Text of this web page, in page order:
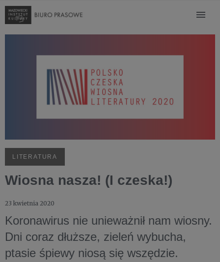
LITERATURA
Wiosna nasza! (I czeska!)
23 kwietnia 2020
Koronawirus nie unieważnił nam wiosny.
Dni coraz dłuższe, zieleń wybucha,
ptasie śpiewy niosą się wszędzie.